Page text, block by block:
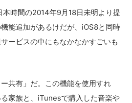
時間の2014年9月18日未明より提
能追加があるけだが、iOS8と同時
ービスの中にもなかなかすごいも
共有」だ。この機能を使用すれ
家族と、iTunesで購入した音楽や